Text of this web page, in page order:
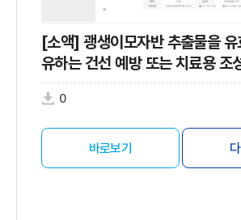
[소액] 괭생이모자반 추출물을
유하는 건선 예방 또는 치료용 조
0
바로보기